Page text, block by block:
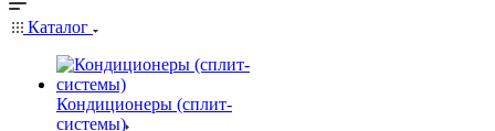
Каталог
Кондиционеры (сплит-
системы)